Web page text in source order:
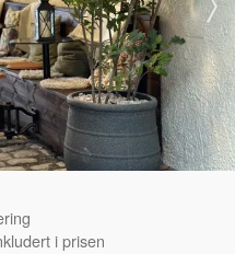
i prisen